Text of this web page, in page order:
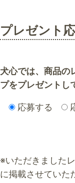
プレゼント
犬心では、商品の
プをプレゼントし
応募する
※いただきました
に掲載させていた